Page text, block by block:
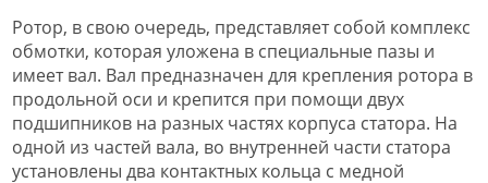
Ротор, в свою очередь, представляет собой комплекс
обмотки, которая уложена в специальные пазы и
имеет вал. Вал предназначен для крепления ротора в
продольной оси и крепится при помощи двух
подшипников на разных частях корпуса статора. На
одной из частей вала, во внутренней части статора
установлены два контактных кольца с медной